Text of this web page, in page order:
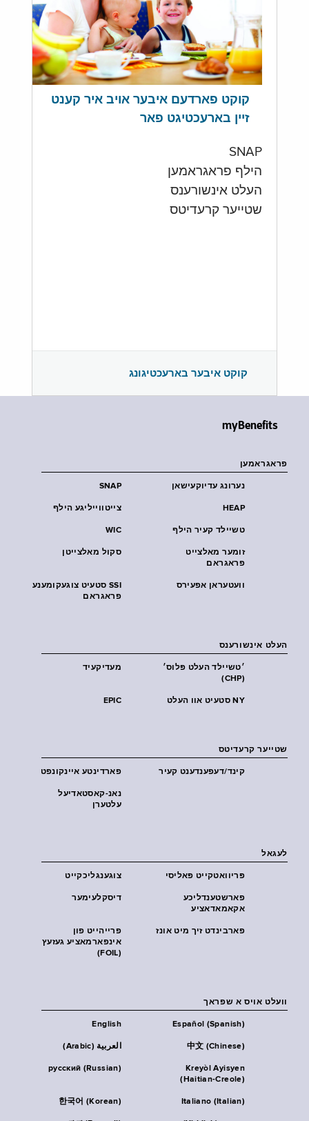
קוקט פארדעם איבער אויב איר קענט
זיין בארעכטיגט פאר
SNAP
הילף פראגראמען
העלט אינשורענס
שטייער קרעדיטס
קוקט איבער בארעכטיגונג
myBenefits
פראגראמען
SNAP נערונג עדיוקעישאן
צייטווייליגע הילף HEAP
WIC טשיילד קעיר הילף
סקול מאלצייטן
זומער מאלצייט
פראגראם
SSI סטעיט צוגעקומענע
פראגראם
וועטעראן אפעירס
העלט אינשורענס
מעדיקעיד
׳טשיילד העלט פּלוס׳
(CHP)
EPIC NY סטעיט אוו העלט
שטייער קרעדיטס
פארדינטע איינקונפט קינד/דעפענדענט קעיר
נאנ-קאסטאדיעל
עלטערן
לעגאל
צוגענגליכקייט פּריוואטקייט פּאליסי
דיסקלעימער
פארשטענדליכע
אקאמאדאציע
פרייהייט פון
אינפארמאציע געזעץ
(FOIL)
פארבינדט זיך מיט אונז
וועלט אויס א שפראך
English Español (Spanish)
العربية (Arabic) 中文 (Chinese)
русский (Russian)
Kreyòl Ayisyen
(Haitian-Creole)
한국어 (Korean) Italiano (Italian)